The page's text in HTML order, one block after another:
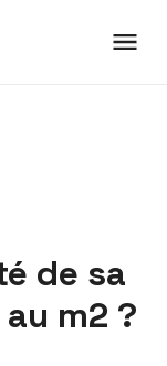
de sa
m2 ?